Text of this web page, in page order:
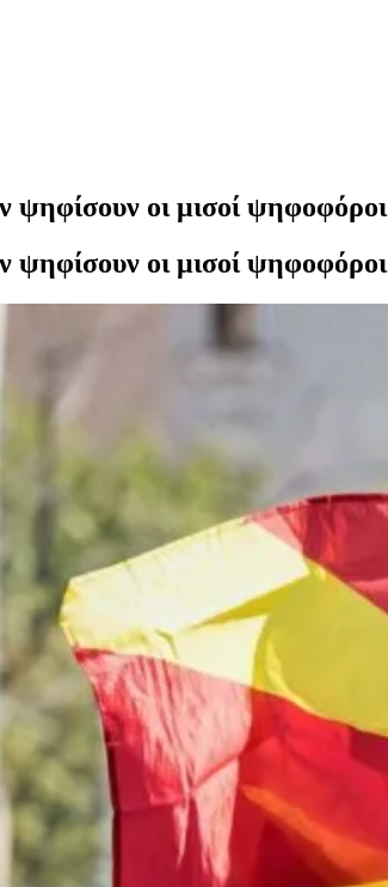
οι μισοί ψηφοφόροι
οι μισοί ψηφοφόροι